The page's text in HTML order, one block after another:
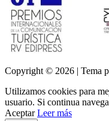
Copyright © 2026 | Tema
Utilizamos cookies para
usuario. Si continua
Aceptar Leer más